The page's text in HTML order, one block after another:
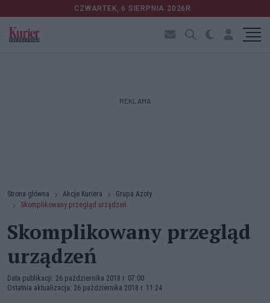
CZWARTEK, 6 SIERPNIA 2026R.
REKLAMA
Strona główna Akcje Kuriera
Grupa Azoty
Skomplikowany przegląd urządzeń
Skomplikowany przegląd
urządzeń
Data publikacji: 26 października 2018 r. 07:00
Ostatnia aktualizacja: 26 października 2018 r. 11:24